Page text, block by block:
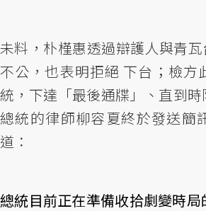
未料，朴槿惠透過辯護人與青瓦
不公，也表明拒絕 下台；檢方
統，下達「最後通牒」、直到
總統的律師柳容夏終於發送簡
道：
總統目前正在準備收拾劇變時